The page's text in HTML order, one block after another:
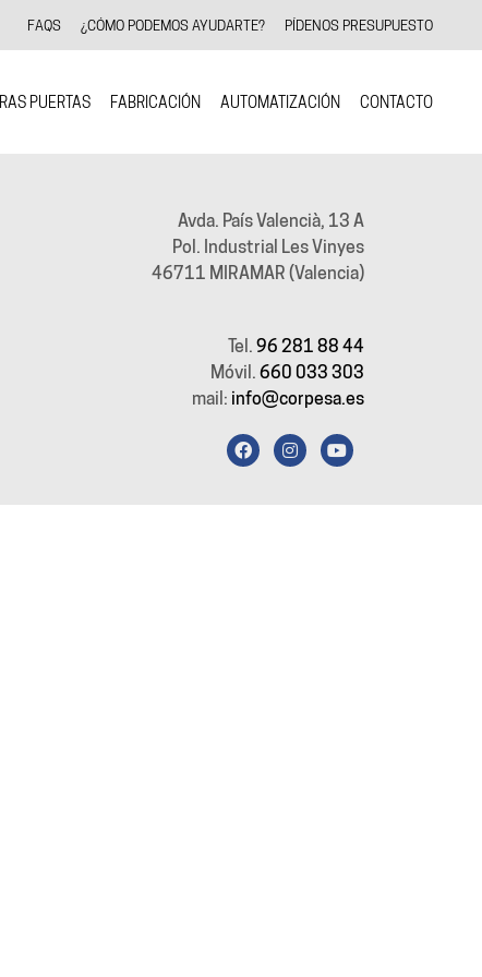
FAQS ¿CÓMO PODEMOS AYUDARTE? PÍDENOS PRESUPUESTO
PUERTAS FABRICACIÓN AUTOMATIZACIÓN CONTACTO
Avda. País Valencià, 13 A
Pol. Industrial Les Vinyes
46711 MIRAMAR (Valencia)
Tel.96 281 88 44
Móvil.660 033 303
mail: info@corpesa.es